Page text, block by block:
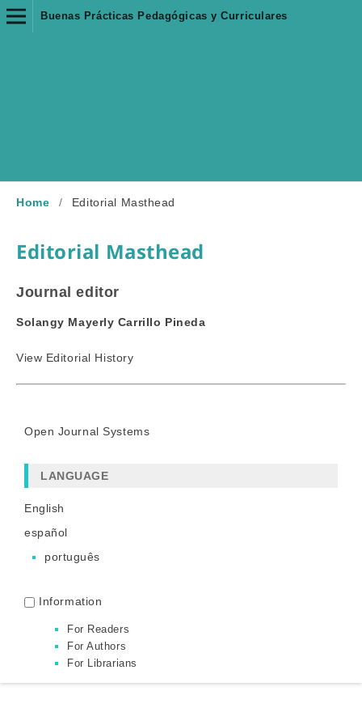
Buenas Prácticas Pedagógicas y Curriculares
Home / Editorial Masthead
Editorial Masthead
Journal editor
Solangy Mayerly Carrillo Pineda
View Editorial History
Open Journal Systems
LANGUAGE
English
español
português
Information
For Readers
For Authors
For Librarians